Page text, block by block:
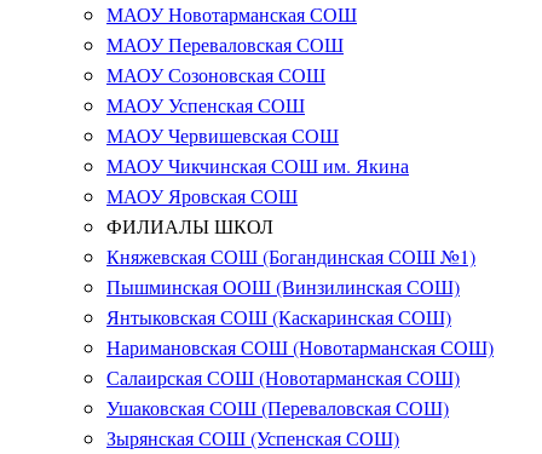
МАОУ Новотарманская СОШ
МАОУ Переваловская СОШ
МАОУ Созоновская СОШ
МАОУ Успенская СОШ
МАОУ Червишевская СОШ
МАОУ Чикчинская СОШ им. Якина
МАОУ Яровская СОШ
ФИЛИАЛЫ ШКОЛ
Княжевская СОШ (Богандинская СОШ №1)
Пышминская ООШ (Винзилинская СОШ)
Янтыковская СОШ (Каскаринская СОШ)
Наримановская СОШ (Новотарманская СОШ)
Салаирская СОШ (Новотарманская СОШ)
Ушаковская СОШ (Переваловская СОШ)
Зырянская СОШ (Успенская СОШ)